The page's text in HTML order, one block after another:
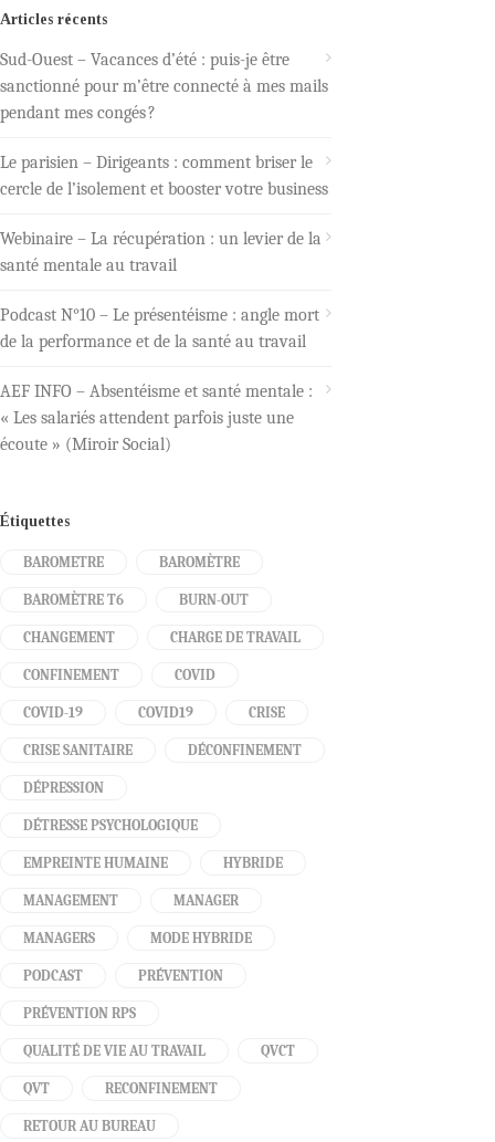
Articles récents
Sud-Ouest – Vacances d’été : puis-je être
sanctionné pour m’être connecté à mes mails
pendant mes congés ?
Le parisien – Dirigeants : comment briser le
cercle de l’isolement et booster votre business
Webinaire – La récupération : un levier de la
santé mentale au travail
Podcast N°10 – Le présentéisme : angle mort
de la performance et de la santé au travail
AEF INFO – Absentéisme et santé mentale :
« Les salariés attendent parfois juste une
écoute » (Miroir Social)
Étiquettes
BAROMETRE BAROMÈTRE
BAROMÈTRE T6 BURN-OUT
CHANGEMENT CHARGE DE TRAVAIL
CONFINEMENT COVID
COVID-19 COVID19 CRISE
CRISE SANITAIRE DÉCONFINEMENT
DÉPRESSION
DÉTRESSE PSYCHOLOGIQUE
EMPREINTE HUMAINE HYBRIDE
MANAGEMENT MANAGER
MANAGERS MODE HYBRIDE
PODCAST PRÉVENTION
PRÉVENTION RPS
QUALITÉ DE VIE AU TRAVAIL QVCT
QVT RECONFINEMENT
RETOUR AU BUREAU